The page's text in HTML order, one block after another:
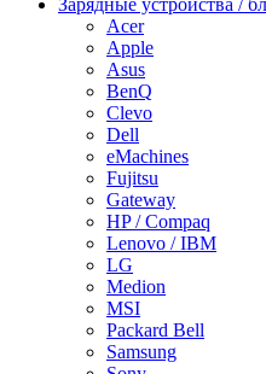
Acer
Apple
Asus
BenQ
Clevo
Dell
eMachines
Fujitsu
Gateway
HP / Compaq
Lenovo / IBM
LG
Medion
MSI
Packard Bell
Samsung